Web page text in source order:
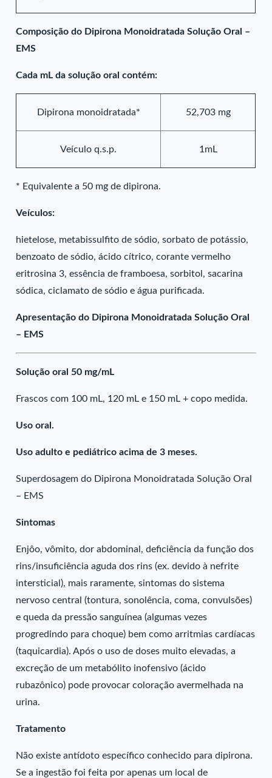
Composição do Dipirona Monoidratada Solução Oral –
EMS
Cada mL da solução oral contém:
Dipirona monoidratada* 52,703 mg
Veículo q.s.p. 1mL
* Equivalente a 50 mg de dipirona.
Veículos:
hietelose, metabissulfito de sódio, sorbato de potássio,
benzoato de sódio, ácido cítrico, corante vermelho
eritrosina 3, essência de framboesa, sorbitol, sacarina
sódica, ciclamato de sódio e água purificada.
Apresentação do Dipirona Monoidratada Solução Oral
– EMS
Solução oral 50 mg/mL
Frascos com 100 mL, 120 mL e 150 mL + copo medida.
Uso oral.
Uso adulto e pediátrico acima de 3 meses.
Superdosagem do Dipirona Monoidratada Solução Oral
– EMS
Sintomas
Enjôo, vômito, dor abdominal, deficiência da função dos
rins/insuficiência aguda dos rins (ex. devido à nefrite
intersticial), mais raramente, sintomas do sistema
nervoso central (tontura, sonolência, coma, convulsões)
e queda da pressão sanguínea (algumas vezes
progredindo para choque) bem como arritmias cardíacas
(taquicardia). Após o uso de doses muito elevadas, a
excreção de um metabólito inofensivo (ácido
rubazônico) pode provocar coloração avermelhada na
urina.
Tratamento
Não existe antídoto específico conhecido para dipirona.
Se a ingestão foi feita por apenas um local de